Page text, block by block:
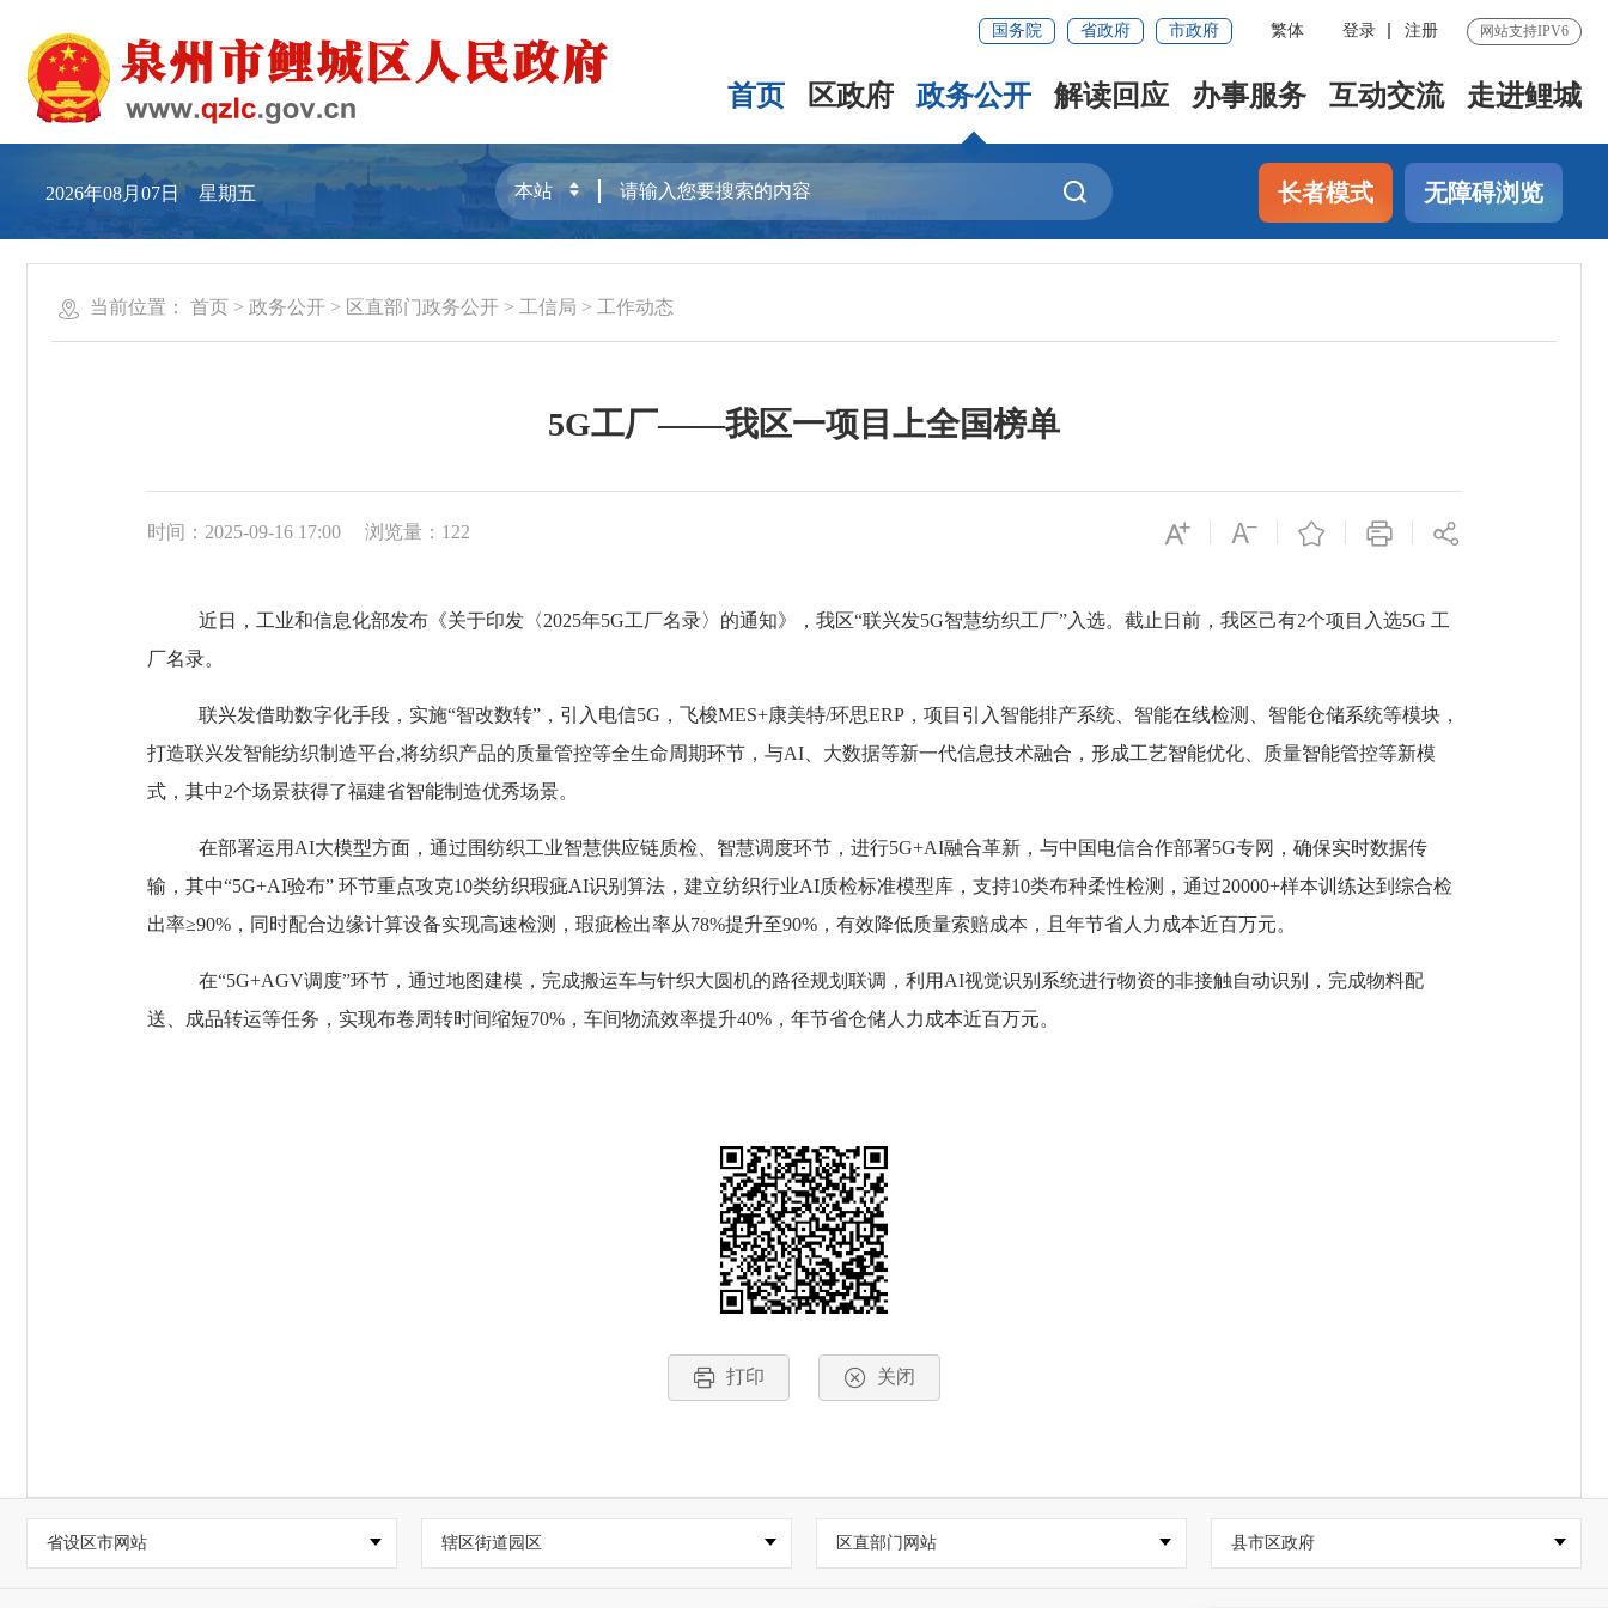
国务院 省政府 市政府 繁体 登录 注册 网站支持IPV6
首页 区政府 政务公开 解读回应 办事服务 互动交流 走进鲤城
2026年08月07日 星期五 长者模式 无障碍浏览
当前位置： 首页 > 政务公开 > 区直部门政务公开 > 工信局 > 工作动态
5G工厂——我区一项目上全国榜单
时间：2025-09-16 17:00 浏览量： 122
近日， 工业和信息化部发布《关于印发〈2025年5G工厂名录〉的通知》 ，我区“联兴发5G智慧纺织工厂”入选。截止日前，我区己有2个项目入选5G 工
厂名录。
联兴发借助数字化手段，实施“智改数转”，引入电信5G，飞梭MES+康美特/环思ERP，项目引入智能排产系统、智能在线检测、智能仓储系统等模块，
打造联兴发智能纺织制造平台,将纺织产品的质量管控等全生命周期环节，与AI、大数据等新一代信息技术融合，形成工艺智能优化、质量智能管控等新模
式，其中2个场景获得了福建省智能制造优秀场景。
在部署运用 AI大模型方面，通过围纺织工业智慧供应链质检、智慧调度环节，进行5G+AI融合革新，与中国电信合作部署5G专网，确保实时数据传
输，其中“5G+AI验布” 环节重点攻克10类纺织瑕疵AI识别算法，建立纺织行业AI质检标准模型库，支持10类布种柔性检测，通过20000+样本训练达到综合检
出率≥90%，同时配合边缘计算设备实现高速检测，瑕疵检出率从78%提升至90%，有效降低质量索赔成本，且年节省人力成本近百万元。
在“5G+AGV调度”环节，通过地图建模，完成搬运车与针织大圆机的路径规划联调，利用AI视觉识别系统进行物资的非接触自动识别，完成物料配
送、成品转运等任务，实现布卷周转时间缩短70%，车间物流效率提升40%，年节省仓储人力成本近百万元。
打印 关闭
省设区市网站 辖区街道园区 区直部门网站 县市区政府